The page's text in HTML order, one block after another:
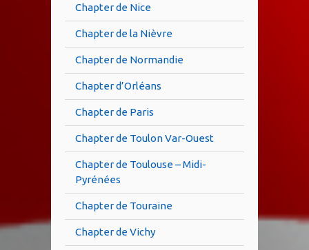
Chapter de Nice
Chapter de la Nièvre
Chapter de Normandie
Chapter d’Orléans
Chapter de Paris
Chapter de Toulon Var-Ouest
Chapter de Toulouse – Midi-
Pyrénées
Chapter de Touraine
Chapter de Vichy